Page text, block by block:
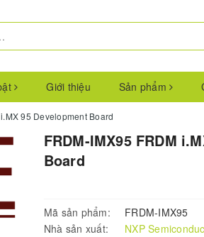
Giới thiệu Sản phẩm
95 Development Board
FRDM-IMX95 FRDM
Board
Mã sản phẩm:
FRDM-IMX95
Nhà sản xuất:
NXP